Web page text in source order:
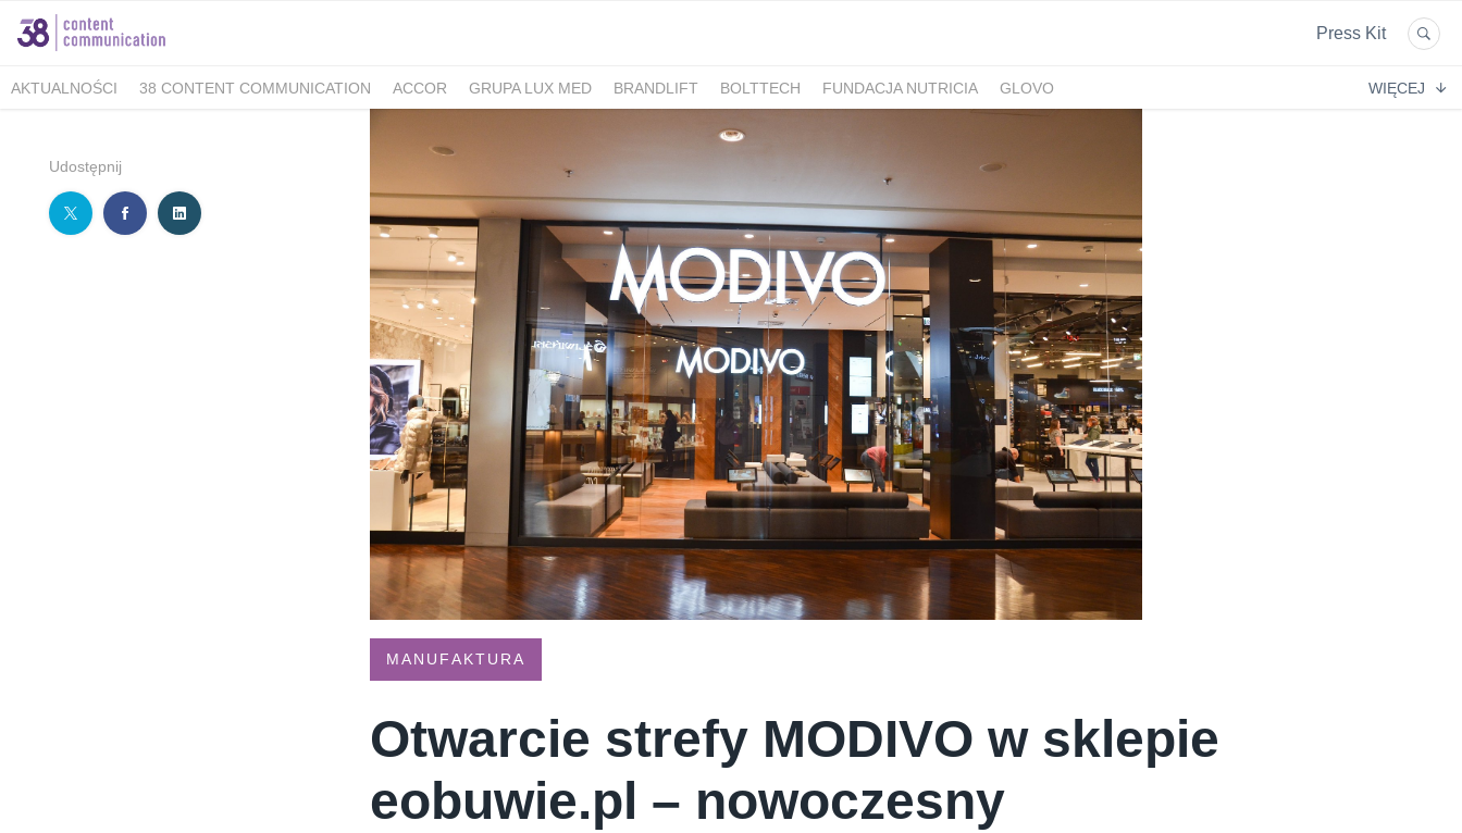
Press Kit
AKTUALNOŚCI 38 CONTENT COMMUNICATION ACCOR GRUPA LUX MED BRANDLIFT BOLTTECH FUNDACJA NUTRICIA
GLOVO
WALKING KORZENIOWSKI
GRUPA WHIRLPOOL MAXIBIOTIC
BERIMAL
ACCOR MARKETPLACE KRAKÓW TUTORE POLAND KRAJOWA RZEMIEŚLNICZA IZBA OPTYCZNA
MEDICOVER SENIOR
MEDICOVER STOMATOLOGIA PUCKIE HOSPICJUM TERAPIA REZONANSEM MAGNETYCZNYM - MBST EMPIK FOTO SAXX
DR.BACTY PACSAFE LORUS CONTIGO ZAMEK TOPACZ DELECTA
KONSPOL
AKBAR SANDRA JASMEEN MOMME ALKEMIE SZPITAL MEDICOVER ENBIO GROUP UNITOP
ENERGIA POLSKA ZADBANO POKONAJ ZAĆMĘ, POPRAW WIDZENIE GÓRNOŚLĄSKO-ZAGŁĘBIOWSKA METROPOLIA
ALCON - MAMY OKO NA ZAĆMĘ PREGNABIT UNICEF JASNUM PHARMENA BETHRU MANUFAKTURA FUNDACJA NAGLE SAMI
LAVEO PANEK CARSHARING BUDVAR ŁÓDŹ KALISKA PLAYFAIR POLREGIO PRIME SPANISH PROPERTIES
FORUM 76 #EFEKT1BUTELKI COLOSTRUM CARLSBERG GEN4GEN BALCIA REBERNIA BEKO
ESTE SYNERGY UNILEVER HUMAN ANSWER INSTITUTE PIERRE FABRE ORAL CARE LIBERTY INVESTMENTS
THE MAGNUM ICE CREAM COMPANY PSTRYK
WIĘCEJ
Udostępnij
MANUFAKTURA
Otwarcie strefy MODIVO w sklepie
eobuwie.pl – nowoczesny